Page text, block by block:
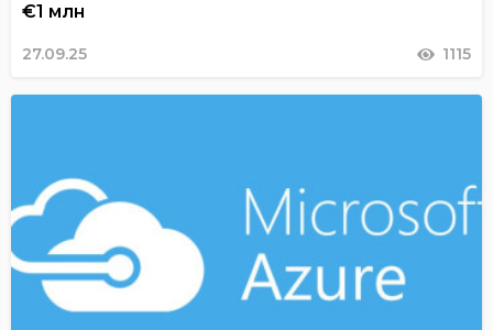
€1 млн
27.09.25 1115